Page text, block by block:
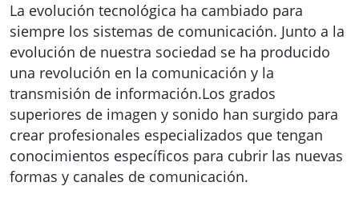
La evolución tecnológica ha cambiado para
siempre los sistemas de comunicación. Junto a la
evolución de nuestra sociedad se ha producido
una revolución en la comunicación y la
transmisión de información.Los grados
superiores de imagen y sonido han surgido para
crear profesionales especializados que tengan
conocimientos específicos para cubrir las nuevas
formas y canales de comunicación.